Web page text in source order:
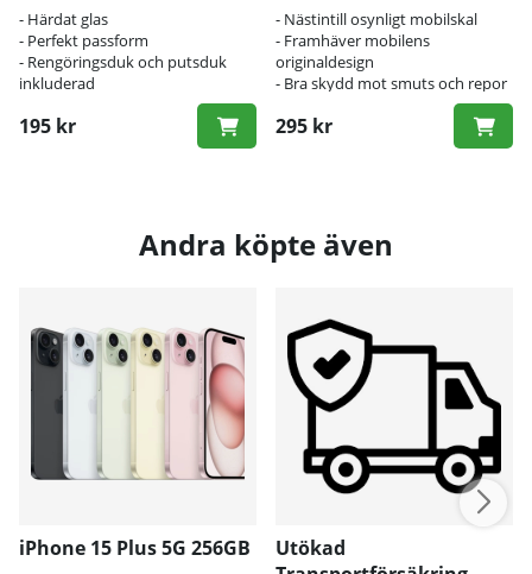
- Härdat glas
- Perfekt passform
- Rengöringsduk och putsduk
inkluderad
195 kr
- Nästintill osynligt mobilskal
- Framhäver mobilens
originaldesign
- Bra skydd mot smuts och repor
295 kr
Andra köpte även
iPhone 15 Plus 5G 256GB
Utökad